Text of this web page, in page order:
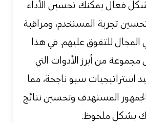
فعال يمكنك تحسين الأداء
تجربة المستخدم، ومراقبة
المجال للتفوق عليهم. في هذا
من أبرز الأدوات التي
استراتيجيات سيو ناجحة، مما
المستهدف وتحسين نتائج
بشكل ملحوظ.